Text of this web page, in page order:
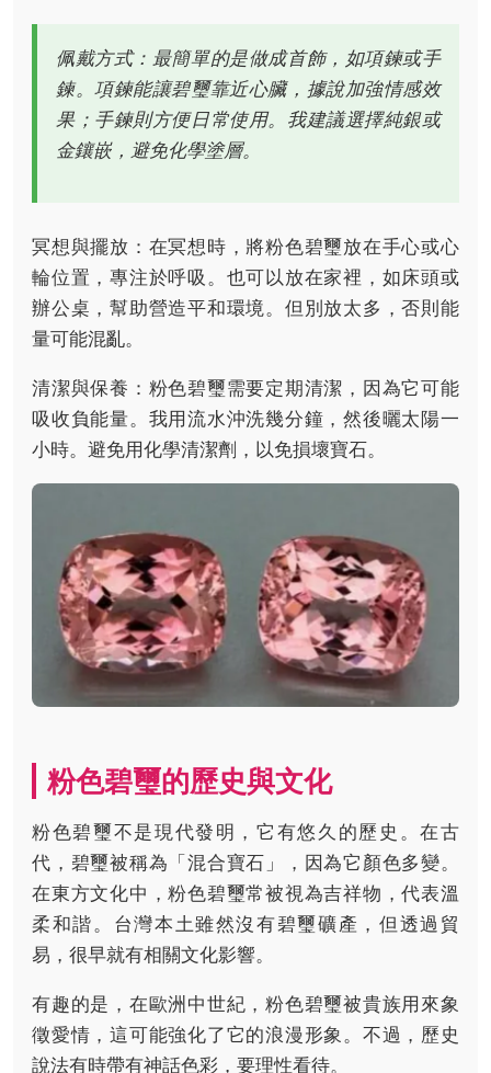
佩戴方式：最簡單的是做成首飾，如項鍊或手
鍊。項鍊能讓碧璽靠近心臟，據說加強情感效
果；手鍊則方便日常使用。我建議選擇純銀或
金鑲嵌，避免化學塗層。
冥想與擺放：在冥想時，將粉色碧璽放在手心或心
輪位置，專注於呼吸。也可以放在家裡，如床頭或
辦公桌，幫助營造平和環境。但別放太多，否則能
量可能混亂。
清潔與保養：粉色碧璽需要定期清潔，因為它可能
吸收負能量。我用流水沖洗幾分鐘，然後曬太陽一
小時。避免用化學清潔劑，以免損壞寶石。
粉色碧璽的歷史與文化
粉色碧璽不是現代發明，它有悠久的歷史。在古
代，碧璽被稱為「混合寶石」，因為它顏色多變。
在東方文化中，粉色碧璽常被視為吉祥物，代表溫
柔和諧。台灣本土雖然沒有碧璽礦產，但透過貿
易，很早就有相關文化影響。
有趣的是，在歐洲中世紀，粉色碧璽被貴族用來象
徵愛情，這可能強化了它的浪漫形象。不過，歷史
說法有時帶有神話色彩，要理性看待。